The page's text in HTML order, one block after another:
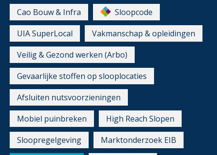
Cao Bouw & Infra
Sloopcode
UIA SuperLocal
Vakmanschap & opleidingen
Veilig & Gezond werken (Arbo)
Gevaarlijke stoffen op slooplocaties
Afsluiten nutsvoorzieningen
Mobiel puinbreken
High Reach Slopen
Sloopregelgeving
Marktonderzoek EIB